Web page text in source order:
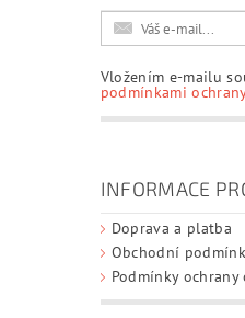
Vložením e-mailu
podmínkami
INFORMACE
Doprava a platba
Obchodní
Podmínky